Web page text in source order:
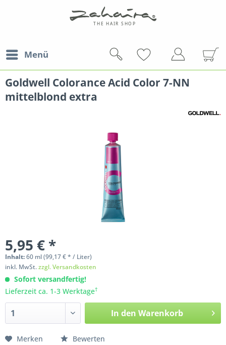
Menü
Goldwell Colorance Acid Color 7-NN
mittelblond extra
5,95 € *
Inhalt:60 ml(99,17 € * / Liter)
inkl. MwSt.zzgl. Versandkosten
Sofort versandfertig!
Lieferzeit ca. 1-3 Werktage†
In den Warenkorb
Merken Bewerten